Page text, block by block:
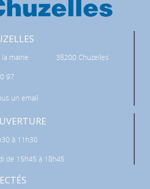
mairie
38200 Chuzelles
97
un email
à 11h30
de 15h45 à 18h45